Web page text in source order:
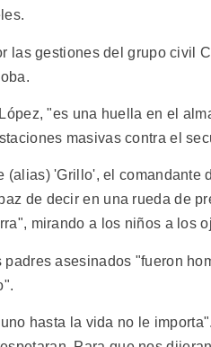
las gestiones del grupo civil
"es una huella en el
masivas contra el
'Grillo', el comandante
de decir en una rueda de
mirando a los niños a los
asesinados "fueron
hasta la vida no le